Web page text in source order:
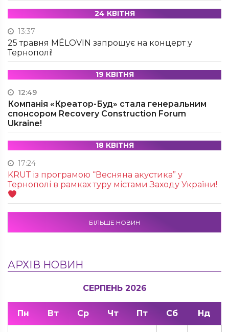
24 КВІТНЯ
13:37
25 травня MÉLOVIN запрошує на концерт у
Тернополі!
19 КВІТНЯ
12:49
Компанія «Креатор-Буд» стала генеральним
спонсором Recovery Construction Forum
Ukraine!
18 КВІТНЯ
17:24
KRUТ із програмою “Весняна акустика” у
Тернополі в рамках туру містами Заходу України!
БІЛЬШЕ НОВИН
АРХІВ НОВИН
СЕРПЕНЬ 2026
Пн Вт Ср Чт Пт Сб Нд